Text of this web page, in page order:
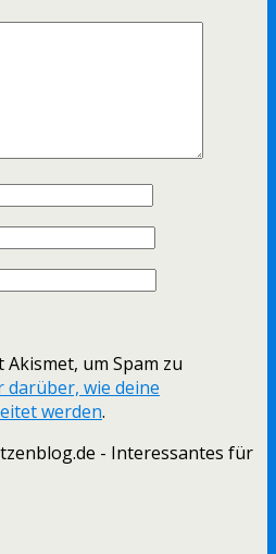
um Spam zu
darüber, wie deine
werden.
- Interessantes für